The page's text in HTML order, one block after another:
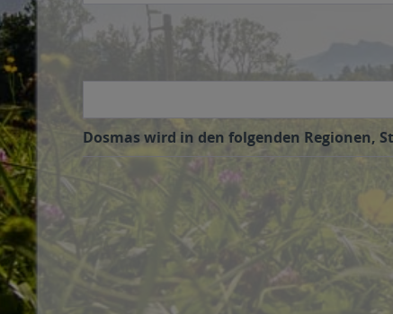
Dosmas wird in den folgenden Regionen,